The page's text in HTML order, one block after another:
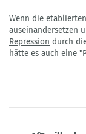
Wenn die
auseinandersetzen
Repression durch
hätte es auch eine